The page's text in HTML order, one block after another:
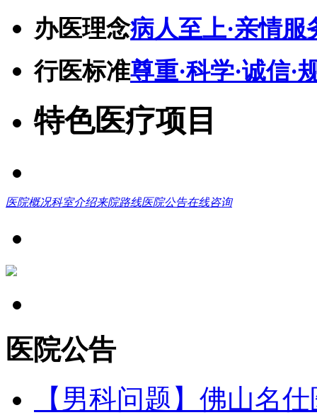
办医理念病人至上·亲情服
行医标准尊重·科学·诚信·
特色医疗项目
医院概况科室介绍来院路线医院公告在线咨询
医院公告
【男科问题】佛山名